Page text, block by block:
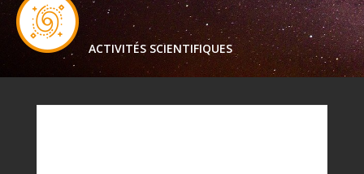
ACTIVITÉS SCIENTIFIQUES